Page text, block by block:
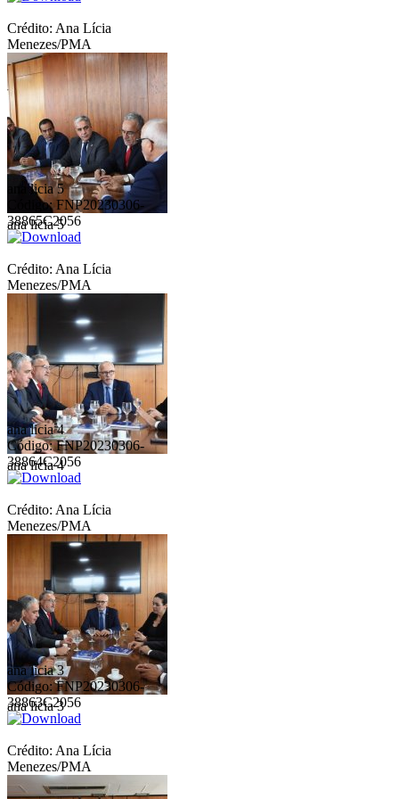
Crédito: Ana Lícia
Menezes/PMA
ana licia 5
ana licia 5
Código: FNP20230306-
38865C2056
Crédito: Ana Lícia
Menezes/PMA
ana licia 4
ana licia 4
Código: FNP20230306-
38864C2056
Crédito: Ana Lícia
Menezes/PMA
ana licia 3
ana licia 3
Código: FNP20230306-
38863C2056
Crédito: Ana Lícia
Menezes/PMA